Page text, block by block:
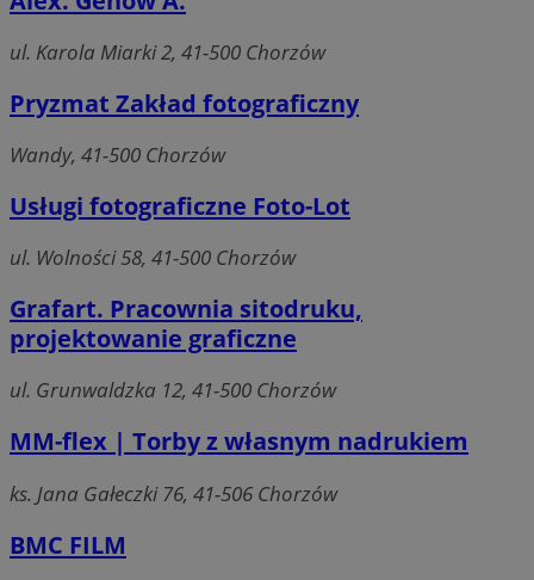
ul. Karola Miarki 2, 41-500 Chorzów
Pryzmat Zakład fotograficzny
Wandy, 41-500 Chorzów
Usługi fotograficzne Foto-Lot
ul. Wolności 58, 41-500 Chorzów
Grafart. Pracownia sitodruku,
projektowanie graficzne
ul. Grunwaldzka 12, 41-500 Chorzów
MM-flex | Torby z własnym nadrukiem
ks. Jana Gałeczki 76, 41-506 Chorzów
BMC FILM